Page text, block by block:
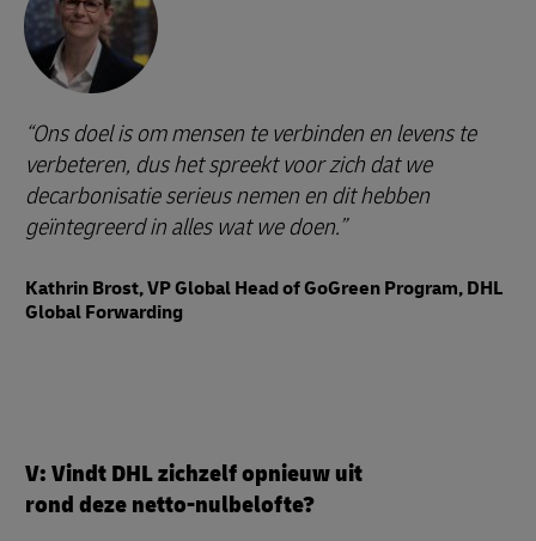
Ons doel is om mensen te verbinden en levens te
verbeteren, dus het spreekt voor zich dat we
decarbonisatie serieus nemen en dit hebben
geïntegreerd in alles wat we doen.
Kathrin Brost, VP Global Head of GoGreen Program, DHL
Global Forwarding
V: Vindt DHL zichzelf opnieuw uit
rond deze netto-nulbelofte?